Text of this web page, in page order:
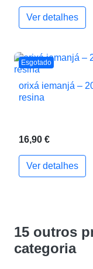
Ver detalhes
Esgotado
orixá iemanjá –
resina
16,90 €
Ver detalhes
15 outros
categoria